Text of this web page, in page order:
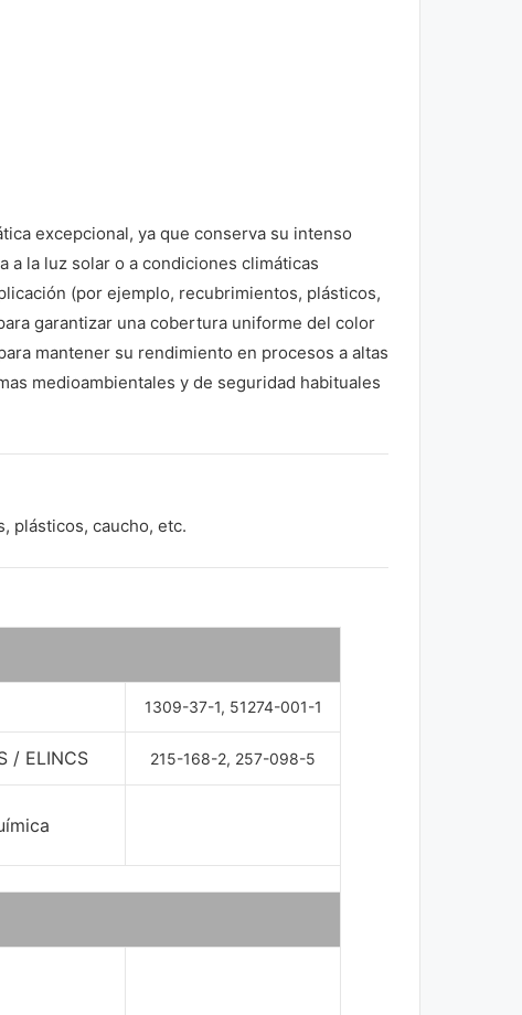
excepcional, ya que conserva su intenso
a la luz solar o a condiciones climáticas
(por ejemplo, recubrimientos, plásticos,
garantizar una cobertura uniforme del color
mantener su rendimiento en procesos a altas
medioambientales y de seguridad habituales
plásticos, caucho, etc.
1309-37-1, 51274-001-1
/ ELINCS 215-168-2, 257-098-5